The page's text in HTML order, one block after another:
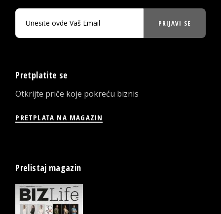
PRIJAVI SE
Pretplatite se
Otkrijte priče koje pokreću biznis
PRETPLATA NA MAGAZIN
Prelistaj magazin